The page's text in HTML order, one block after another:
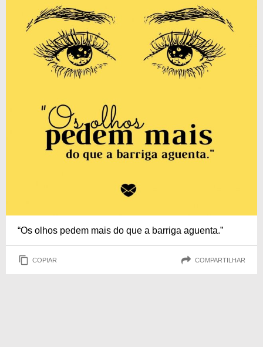
“Os olhos pedem mais do que a barriga aguenta.”
COPIAR COMPARTILHAR